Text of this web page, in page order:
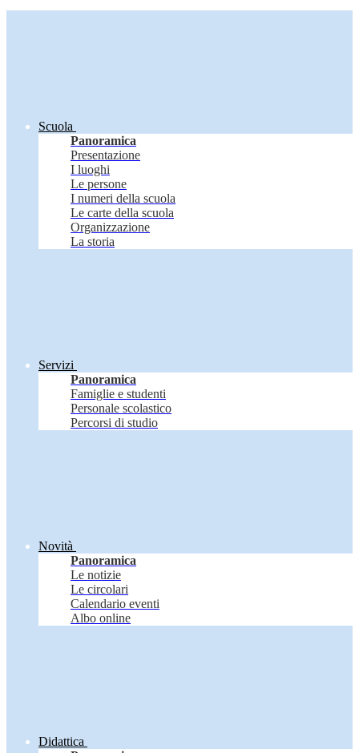
Scuola
Panoramica
Presentazione
I luoghi
Le persone
I numeri della scuola
Le carte della scuola
Organizzazione
La storia
Servizi
Panoramica
Famiglie e studenti
Personale scolastico
Percorsi di studio
Novità
Panoramica
Le notizie
Le circolari
Calendario eventi
Albo online
Didattica